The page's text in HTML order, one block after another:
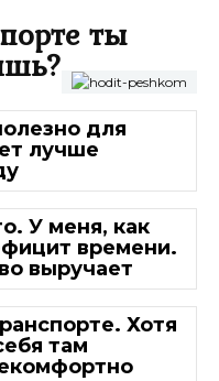
ты
для
лучше
У меня, как
времени.
выручает
Хотя
там